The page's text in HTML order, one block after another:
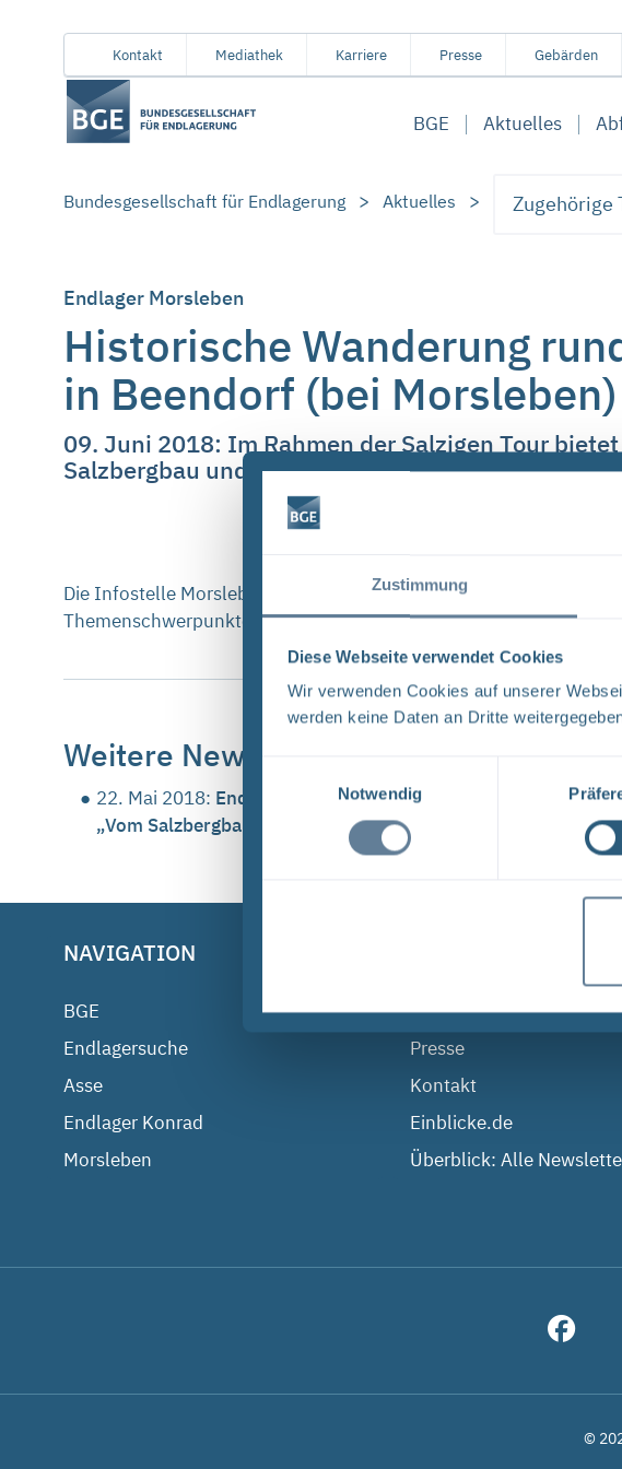
Zustimmung
Diese Webseite verwendet Cookies
Wir verwenden Cookies auf unserer
werden keine Daten an Dritte
Notwendig
springen:
InhaltsbereichKontakt Mediathek Karriere Presse Gebärden
BGE Aktuelles
Bundesgesellschaft für Endlagerung Aktuelles Zugehörige
Endlager Morsleben
Historische Wanderung
in Beendorf (bei Morsleben)
09. Juni 2018: Im Rahmen der Salzigen Tour
Salzbergbau und Endlagerung radioaktiver Abfälle.
Die Infostelle Morsleben bietet vom 5. bis 24. Juni 2018 im
Themenschwerpunkten an.
Weitere News zum Thema
22. Mai 2018: Endlager Morsleben – Vom 5. bis 24. Juni
„Vom Salzbergbau zum Endlager für radioaktive Abfälle“ im
NAVIGATION
BGE
Endlagersuche
Asse
Endlager Konrad
Morsleben
Infostellen
Presse
Kontakt
Einblicke.de
Überblick: Alle
©